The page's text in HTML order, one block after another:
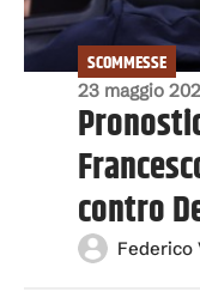
23 maggio
SCOMMESSE
contro
Federico